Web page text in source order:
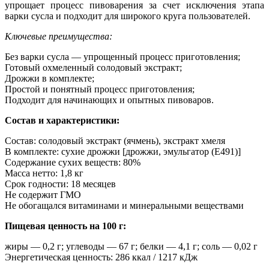
упрощает процесс пивоварения за счет исключения этапа
варки сусла и подходит для широкого круга пользователей.
Ключевые преимущества:
Без варки сусла — упрощенный процесс приготовления;
Готовый охмеленный солодовый экстракт;
Дрожжи в комплекте;
Простой и понятный процесс приготовления;
Подходит для начинающих и опытных пивоваров.
Состав и характеристики:
Состав: солодовый экстракт (ячмень), экстракт хмеля
В комплекте: сухие дрожжи [дрожжи, эмульгатор (E491)]
Содержание сухих веществ: 80%
Масса нетто: 1,8 кг
Срок годности: 18 месяцев
Не содержит ГМО
Не обогащался витаминами и минеральными веществами
Пищевая ценность на 100 г:
жиры — 0,2 г; углеводы — 67 г; белки — 4,1 г; соль — 0,02 г
Энергетическая ценность: 286 ккал / 1217 кДж